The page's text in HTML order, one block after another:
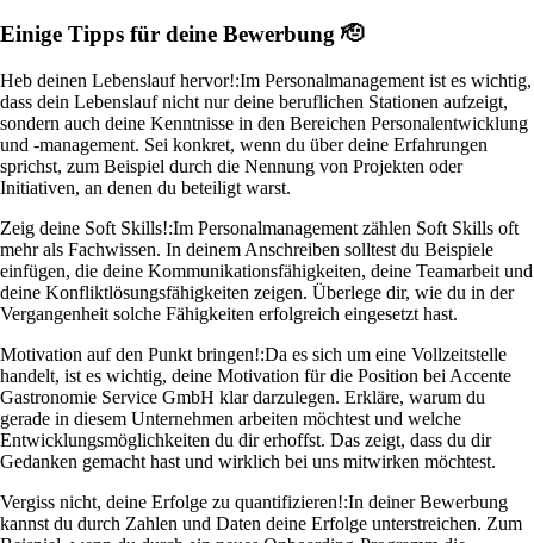
Einige Tipps für deine Bewerbung 🫡
Heb deinen Lebenslauf hervor!:Im Personalmanagement ist es wichtig,
dass dein Lebenslauf nicht nur deine beruflichen Stationen aufzeigt,
sondern auch deine Kenntnisse in den Bereichen Personalentwicklung
und -management. Sei konkret, wenn du über deine Erfahrungen
sprichst, zum Beispiel durch die Nennung von Projekten oder
Initiativen, an denen du beteiligt warst.
Zeig deine Soft Skills!:Im Personalmanagement zählen Soft Skills oft
mehr als Fachwissen. In deinem Anschreiben solltest du Beispiele
einfügen, die deine Kommunikationsfähigkeiten, deine Teamarbeit und
deine Konfliktlösungsfähigkeiten zeigen. Überlege dir, wie du in der
Vergangenheit solche Fähigkeiten erfolgreich eingesetzt hast.
Motivation auf den Punkt bringen!:Da es sich um eine Vollzeitstelle
handelt, ist es wichtig, deine Motivation für die Position bei Accente
Gastronomie Service GmbH klar darzulegen. Erkläre, warum du
gerade in diesem Unternehmen arbeiten möchtest und welche
Entwicklungsmöglichkeiten du dir erhoffst. Das zeigt, dass du dir
Gedanken gemacht hast und wirklich bei uns mitwirken möchtest.
Vergiss nicht, deine Erfolge zu quantifizieren!:In deiner Bewerbung
kannst du durch Zahlen und Daten deine Erfolge unterstreichen. Zum